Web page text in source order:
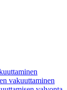
vakuuttaminen